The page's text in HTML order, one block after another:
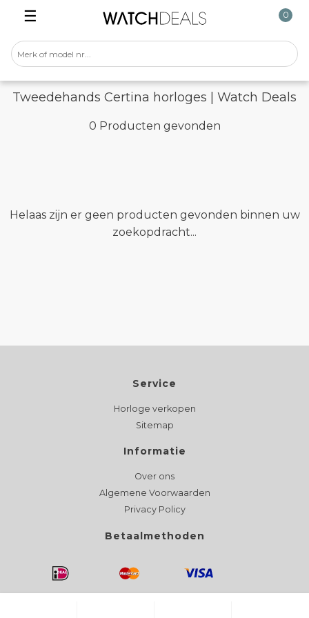
☰ 0
Tweedehands Certina horloges | Watch Deals
0 Producten gevonden
Helaas zijn er geen producten gevonden binnen uw
zoekopdracht...
Service
Horloge verkopen
Sitemap
Informatie
Over ons
Algemene Voorwaarden
Privacy Policy
Betaalmethoden